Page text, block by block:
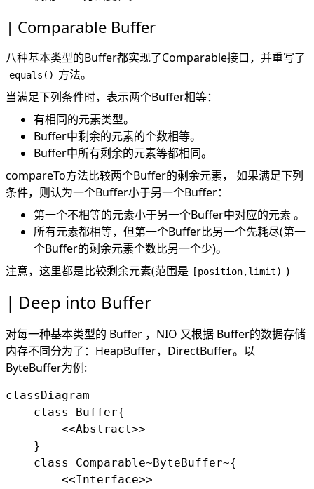
Comparable Buffer
八种基本类型的Buffer都实现了Comparable接口，并重写了
equals() 方法。
当满足下列条件时，表示两个Buffer相等：
有相同的元素类型。
Buffer中剩余的元素的个数相等。
Buffer中所有剩余的元素等都相同。
compareTo方法比较两个Buffer的剩余元素， 如果满足下列
条件，则认为一个Buffer小于另一个Buffer：
第一个不相等的元素小于另一个Buffer中对应的元素 。
所有元素都相等，但第一个Buffer比另一个先耗尽(第一
个Buffer的剩余元素个数比另一个少)。
注意，这里都是比较剩余元素(范围是
[position,limit) )
Deep into Buffer
对每一种基本类型的 Buffer ，NIO 又根据 Buffer的数据存储
内存不同分为了：HeapBuffer，DirectBuffer。以
ByteBuffer为例:
classDiagram
    class Buffer{
        <<Abstract>>
    }
    class Comparable~ByteBuffer~{
        <<Interface>>